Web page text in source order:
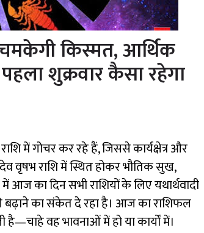
किस्मत, आर्थिक
शुक्रवार कैसा रहेगा
में गोचर कर रहे हैं, जिससे कार्यक्षेत्र और
वृषभ राशि में स्थित होकर भौतिक सुख,
आज का दिन सभी राशियों के लिए यथार्थवादी
का संकेत दे रहा है। आज का राशिफल
वह भावनाओं में हो या कार्यों में।